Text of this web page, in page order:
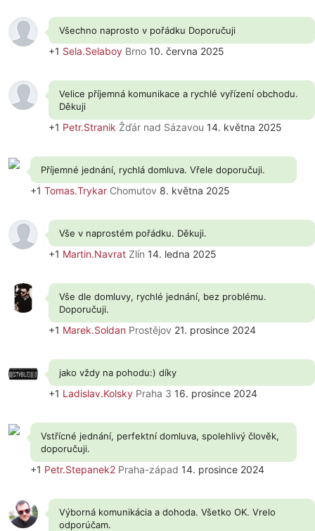
Všechno naprosto v pořádku Doporučuji
+1 Sela.Selaboy Brno 10. června 2025
Velice příjemná komunikace a rychlé vyřízení obchodu.
Děkuji
+1 Petr.Stranik Žďár nad Sázavou 14. května 2025
Příjemné jednání, rychlá domluva. Vřele doporučuji.
+1 Tomas.Trykar Chomutov 8. května 2025
Vše v naprostém pořádku. Děkuji.
+1 Martin.Navrat Zlín 14. ledna 2025
Vše dle domluvy, rychlé jednání, bez problému.
Doporučuji.
+1 Marek.Soldan Prostějov 21. prosince 2024
jako vždy na pohodu:) díky
+1 Ladislav.Kolsky Praha 3 16. prosince 2024
Vstřícné jednání, perfektní domluva, spolehlivý člověk,
doporučuji.
+1 Petr.Stepanek2 Praha-západ 14. prosince 2024
Výborná komunikácia a dohoda. Všetko OK. Vrelo
odporúčam.